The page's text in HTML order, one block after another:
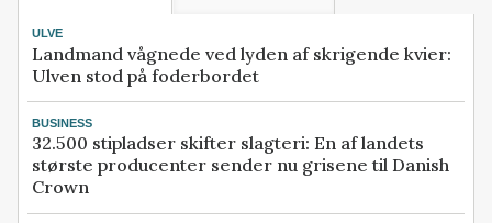
ULVE
Landmand vågnede ved lyden af skrigende kvier:
Ulven stod på foderbordet
BUSINESS
32.500 stipladser skifter slagteri: En af landets
største producenter sender nu grisene til Danish
Crown